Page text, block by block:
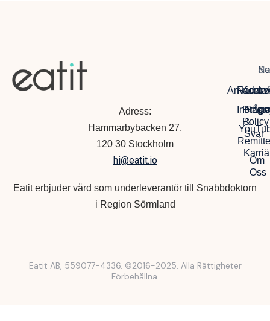
Adress:
Hammarbybacken 27,
120 30 Stockholm
hi@eatit.io
Eatit erbjuder vård som underleverantör till Snabbdoktorn
i Region Sörmland
Policy
Om
Oss
&
Svar
Eatit AB, 559077-4336. ©2016-2025. Alla Rättigheter
Förbehållna.